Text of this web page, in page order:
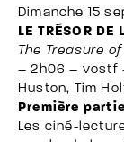
Dimanche 15
LE TRÉSOR DE
The Treasure
– 2h06 – vostf
Huston, Tim
Première
Les ciné-